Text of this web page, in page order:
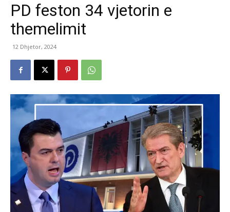
PD feston 34 vjetorin e
themelimit
12 Dhjetor, 2024